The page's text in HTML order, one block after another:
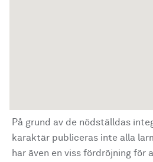
På grund av de nödställdas
karaktär publiceras inte alla
har även en viss fördröjning för